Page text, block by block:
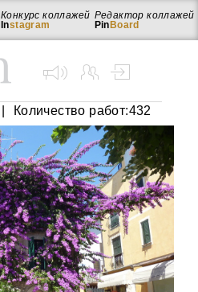
Редактор коллажей
Pin Board
Конкурс коллажей
Instagram
Количество работ:432